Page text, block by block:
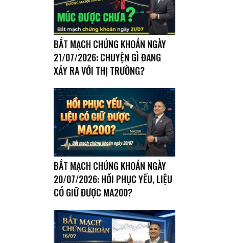
BẮT MẠCH CHỨNG KHOÁN NGÀY
21/07/2026: CHUYỆN GÌ ĐANG
XẢY RA VỚI THỊ TRƯỜNG?
BẮT MẠCH CHỨNG KHOÁN NGÀY
20/07/2026: HỒI PHỤC YẾU, LIỆU
CÓ GIỮ ĐƯỢC MA200?